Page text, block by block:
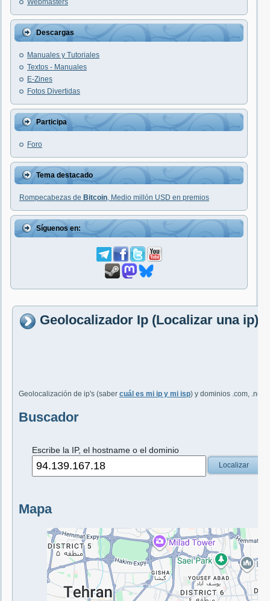
Webmasters
Descargas
Manuales y Tutoriales
Textos - Manuales
E-Zines
Fotos Divertidas
Participa
Foro
Tema destacado
Rompecabezas de Bitcoin, Medio millón USD en premios
Síguenos en:
Geolocalizador Ip (Localizar una ip) -
Geolocalización de ip's (saber cuál es mi ip y mi isp) y dominios .com, .net,
Buscador
Escribe la IP, el hostname o el dominio
Localizar
Mapa